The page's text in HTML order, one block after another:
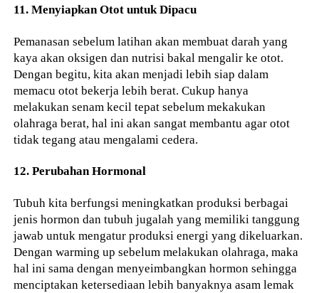
11. Menyiapkan Otot untuk Dipacu
Pemanasan sebelum latihan akan membuat darah yang
kaya akan oksigen dan nutrisi bakal mengalir ke otot.
Dengan begitu, kita akan menjadi lebih siap dalam
memacu otot bekerja lebih berat. Cukup hanya
melakukan senam kecil tepat sebelum mekakukan
olahraga berat, hal ini akan sangat membantu agar otot
tidak tegang atau mengalami cedera.
12. Perubahan Hormonal
Tubuh kita berfungsi meningkatkan produksi berbagai
jenis hormon dan tubuh jugalah yang memiliki tanggung
jawab untuk mengatur produksi energi yang dikeluarkan.
Dengan warming up sebelum melakukan olahraga, maka
hal ini sama dengan menyeimbangkan hormon sehingga
menciptakan ketersediaan lebih banyaknya asam lemak